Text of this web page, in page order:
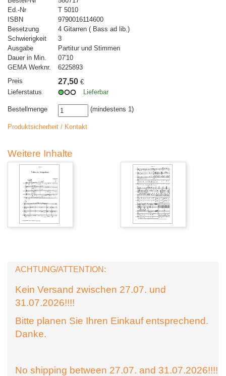
Ed.-Nr
T 5010
ISBN
9790016114600
Besetzung
4 Gitarren ( Bass ad lib.)
Schwierigkeit
3
Ausgabe
Partitur und Stimmen
Dauer in Min.
07'10
GEMA Werknr.
6225893
Preis
27,50 €
Lieferstatus
Lieferbar
Bestellmenge (mindestens 1)
Produktsicherheit / Kontakt
Weitere Inhalte
ACHTUNG/ATTENTION:
Kein Versand zwischen 27.07. und
31.07.2026!!!!
Bitte planen Sie Ihren Einkauf entsprechend.
Danke.
No shipping between 27.07. and 31.07.2026!!!!